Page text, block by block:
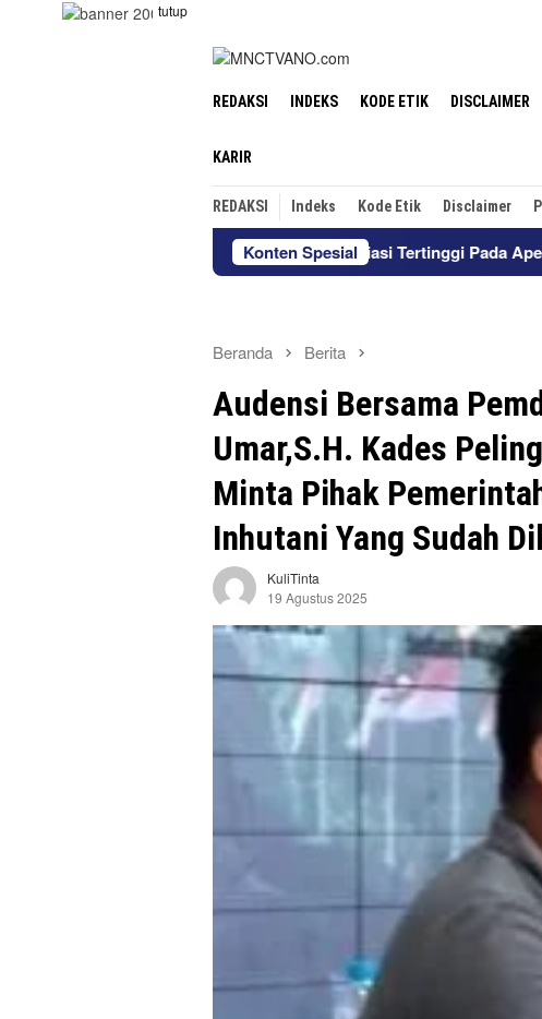
tutup
REDAKSI INDEKS KODE ETIK DISCLAIMER
KARIR
REDAKSI Indeks Kode Etik Disclaimer
Konten Spesial
Pattimura Terima Apresiasi Tertinggi Pada Apel Excellence
Beranda Berita
Audensi Bersama
Umar,S.H. Kades
Minta Pihak
Inhutani Yang Sudah
KuliTinta
19 Agustus 2025